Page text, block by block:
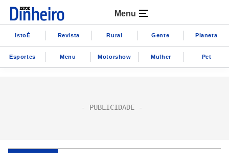
Menu
IstoÉ Revista Rural Gente Planeta
Esportes Menu Motorshow Mulher Pet